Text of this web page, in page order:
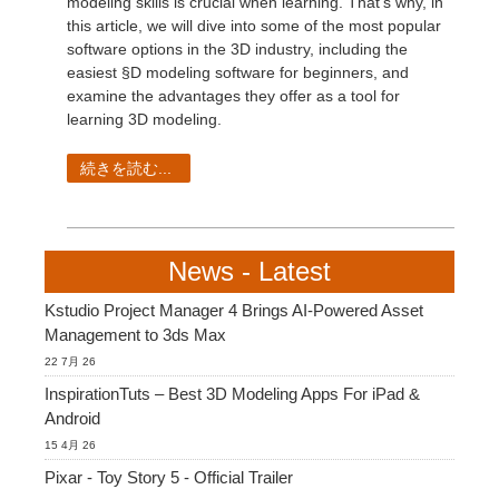
this article, we will dive into some of the most popular
software options in the 3D industry, including the
easiest §D modeling software for beginners, and
examine the advantages they offer as a tool for
learning 3D modeling.
続きを読む...
News - Latest
Kstudio Project Manager 4 Brings AI-Powered Asset
Management to 3ds Max
22 7月 26
InspirationTuts – Best 3D Modeling Apps For iPad &
Android
15 4月 26
Pixar - Toy Story 5 - Official Trailer